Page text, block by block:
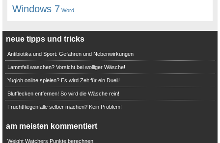
Windows 7 Word
neue tipps und tricks
Antibiotika und Sport: Gefahren und Nebenwirkungen
Lammfell waschen? Vorsicht bei wolliger Wäsche!
Yugioh online spielen? Es wird Zeit für ein Duell!
Blutflecken entfernen! So wird die Wäsche rein!
Fruchtfliegenfalle selber machen? Kein Problem!
am meisten kommentiert
Weight Watchers Punkte berechnen